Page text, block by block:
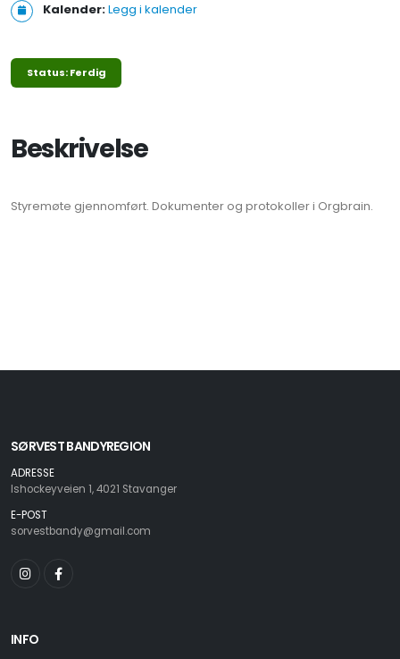
Kalender:Legg i kalender
Status: Ferdig
Beskrivelse
Styremøte gjennomført. Dokumenter og protokoller i Orgbrain.
SØRVEST BANDYREGION
ADRESSE
Ishockeyveien 1, 4021 Stavanger
E-POST
sorvestbandy@gmail.com
INFO